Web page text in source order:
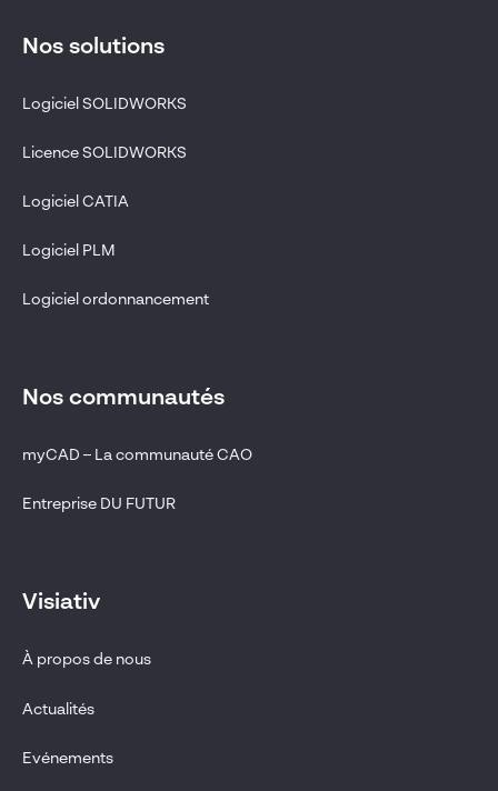
Nos solutions
Logiciel SOLIDWORKS
Licence SOLIDWORKS
Logiciel CATIA
Logiciel PLM
Logiciel ordonnancement
Nos communautés
myCAD – La communauté CAO
Entreprise DU FUTUR
Visiativ
À propos de nous
Actualités
Evénements